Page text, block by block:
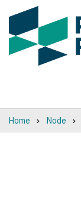
Home Node